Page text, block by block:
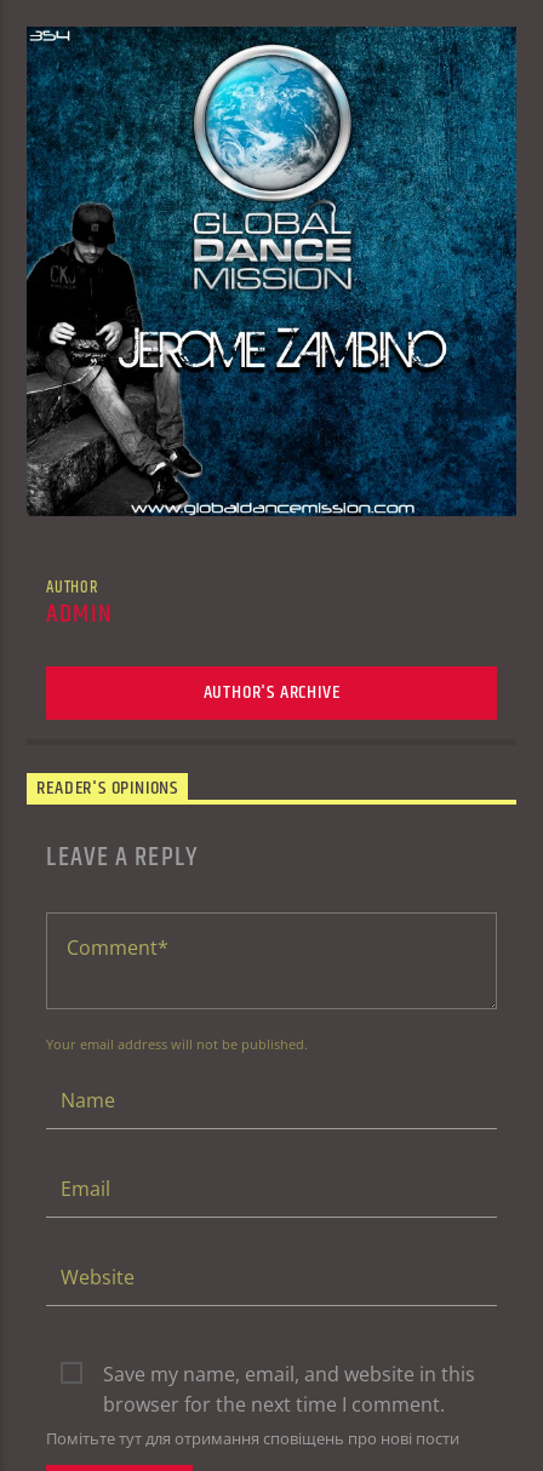
AUTHOR
ADMIN
AUTHOR'S ARCHIVE
READER'S OPINIONS
LEAVE A REPLY
Your email address will not be published.
Save my name, email, and website in this
browser for the next time I comment.
Помітьте тут для отримання сповіщень про нові пости